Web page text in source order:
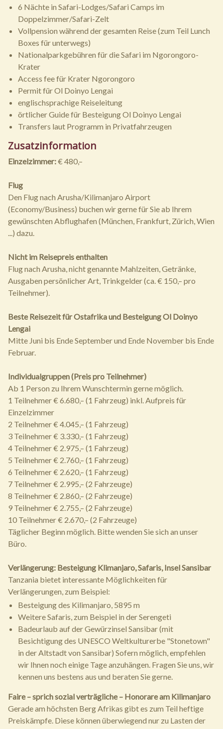
6 Nächte in Safari-Lodges/Safari Camps im
Doppelzimmer/Safari-Zelt
Vollpension während der gesamten Reise (zum Teil Lunch
Boxes für unterwegs)
Nationalparkgebühren für die Safari im Ngorongoro-
Krater
Access fee für Krater Ngorongoro
Permit für Ol Doinyo Lengai
englischsprachige Reiseleitung
örtlicher Guide für Besteigung Ol Doinyo Lengai
Transfers laut Programm in Privatfahrzeugen
Zusatzinformation
Einzelzimmer:€ 480,–
Flug
Den Flug nach Arusha/Kilimanjaro Airport
(Economy/Business) buchen wir gerne für Sie ab Ihrem
gewünschten Abflughafen (München, Frankfurt, Zürich, Wien
...) dazu.
Nicht im Reisepreis enthalten
Flug nach Arusha, nicht genannte Mahlzeiten, Getränke,
Ausgaben persönlicher Art, Trinkgelder (ca. € 150,– pro
Teilnehmer).
Beste Reisezeit für Ostafrika und Besteigung Ol Doinyo
Lengai
Mitte Juni bis Ende September und Ende November bis Ende
Februar.
Individualgruppen (Preis pro Teilnehmer)
Ab 1 Person zu Ihrem Wunschtermin gerne möglich.
1 Teilnehmer € 6.680,– (1 Fahrzeug) inkl. Aufpreis für
Einzelzimmer
2 Teilnehmer € 4.045,– (1 Fahrzeug)
3 Teilnehmer € 3.330,– (1 Fahrzeug)
4 Teilnehmer € 2.975,– (1 Fahrzeug)
5 Teilnehmer € 2.760,– (1 Fahrzeug)
6 Teilnehmer € 2.620,– (1 Fahrzeug)
7 Teilnehmer € 2.995,– (2 Fahrzeuge)
8 Teilnehmer € 2.860,– (2 Fahrzeuge)
9 Teilnehmer € 2.755,– (2 Fahrzeuge)
10 Teilnehmer € 2.670,– (2 Fahrzeuge)
Täglicher Beginn möglich. Bitte wenden Sie sich an unser
Büro.
Verlängerung: Besteigung Klimanjaro, Safaris, Insel Sansibar
Tanzania bietet interessante Möglichkeiten für
Verlängerungen, zum Beispiel:
Besteigung des Kilimanjaro, 5895 m
Weitere Safaris, zum Beispiel in der Serengeti
Badeurlaub auf der Gewürzinsel Sansibar (mit
Besichtigung des UNESCO Weltkulturerbe "Stonetown"
in der Altstadt von Sansibar) Sofern möglich, empfehlen
wir Ihnen noch einige Tage anzuhängen. Fragen Sie uns, wir
kennen uns bestens aus und beraten Sie gerne.
Faire – sprich sozial verträgliche – Honorare am Kilimanjaro
Gerade am höchsten Berg Afrikas gibt es zum Teil heftige
Preiskämpfe. Diese können überwiegend nur zu Lasten der